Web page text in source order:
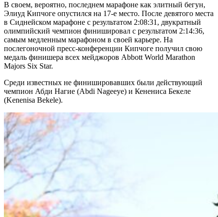
В своем, вероятно, последнем марафоне как элитный бегун,
Элиуд Кипчоге опустился на 17-е место. После девятого места
в Сиднейском марафоне с результатом 2:08:31, двукратный
олимпийский чемпион финишировал с результатом 2:14:36,
самым медленным марафоном в своей карьере. На
послегоночной пресс-конференции Кипчоге получил свою
медаль финишера всех мейджоров Abbott World Marathon
Majors Six Star.
Среди известных не финишировавших были действующий
чемпион Абди Нагие (Abdi Nageeye) и Кенениса Бекеле
(Kenenisa Bekele).